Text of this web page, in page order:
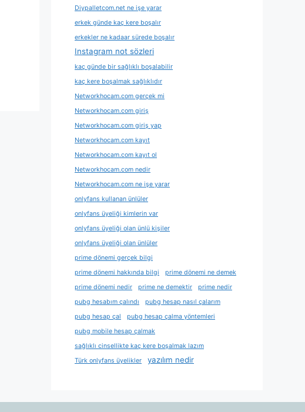
Diypalletcom.net ne işe yarar
erkek günde kaç kere boşalır
erkekler ne kadaar sürede boşalır
Instagram not sözleri
kaç günde bir sağlıklı boşalabilir
kaç kere boşalmak sağlıklıdır
Networkhocam.com gerçek mi
Networkhocam.com giriş
Networkhocam.com giriş yap
Networkhocam.com kayıt
Networkhocam.com kayıt ol
Networkhocam.com nedir
Networkhocam.com ne işe yarar
onlyfans kullanan ünlüler
onlyfans üyeliği kimlerin var
onlyfans üyeliği olan ünlü kişiler
onlyfans üyeliği olan ünlüler
prime dönemi gerçek bilgi
prime dönemi hakkında bilgi
prime dönemi ne demek
prime dönemi nedir
prime ne demektir
prime nedir
pubg hesabım çalındı
pubg hesap nasıl çalarım
pubg hesap çal
pubg hesap çalma yöntemleri
pubg mobile hesap çalmak
sağlıklı cinsellikte kaç kere boşalmak lazım
Türk onlyfans üyelikler
yazılım nedir